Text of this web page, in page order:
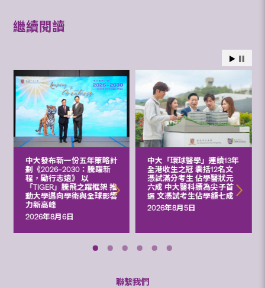
繼續閱讀
中大發布新一份五年策略計
劃《2026‒2030：騰躍新
程，勵行志遠》 以
「TIGER」騰飛之躍框架 推
動大學邁向學術與全球影響
力新高峰
2026年8月6日
中大「環球醫學」連續13年
全港收生之冠 囊括12名文
憑試滿分考生 佔學醫狀元
六成 中大醫科續為尖子首
選 文憑試考生佔學額七成
2026年8月5日
聯繫我們